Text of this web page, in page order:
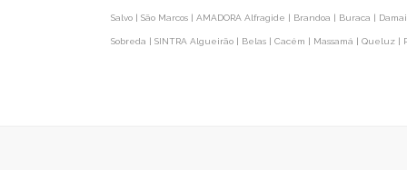
Salvo | São Marcos | AMADORA Alfragide | Brandoa | Buraca |
Sobreda | SINTRA Algueirão | Belas | Cacém | Massamá | Queluz |